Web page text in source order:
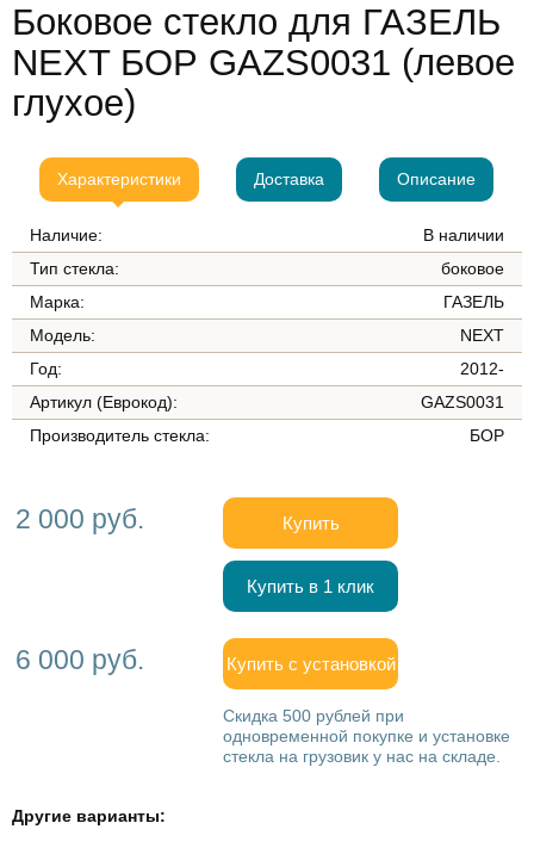
Боковое стекло для ГАЗЕЛЬ
NEXT БОР GAZS0031 (левое
глухое)
Характеристики Доставка Описание
Наличие:
В наличии
Тип стекла:
боковое
Марка:
ГАЗЕЛЬ
Модель:
NEXT
Год:
2012-
Артикул (Еврокод):
GAZS0031
Производитель стекла:
БОР
2 000 руб. Купить
Купить в 1 клик
6 000 руб. Купить с установкой
Скидка 500 рублей при
одновременной покупке и установке
стекла на грузовик у нас на складе.
Другие варианты: